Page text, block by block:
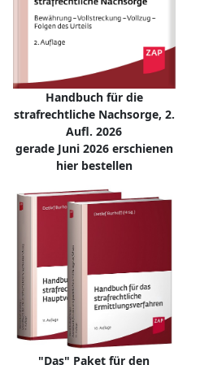
Handbuch für die
strafrechtliche Nachsorge, 2.
Aufl. 2026
gerade Juni 2026 erschienen
hier bestellen
"Das" Paket für den